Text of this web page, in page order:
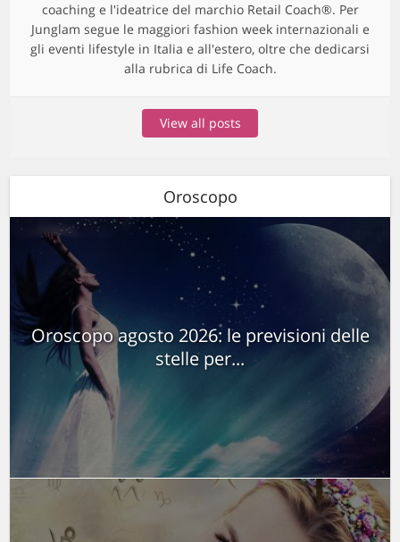
coaching e l'ideatrice del marchio Retail Coach®. Per
Junglam segue le maggiori fashion week internazionali e
gli eventi lifestyle in Italia e all'estero, oltre che dedicarsi
alla rubrica di Life Coach.
View all posts
Oroscopo
Oroscopo agosto 2026: le previsioni delle
stelle per...